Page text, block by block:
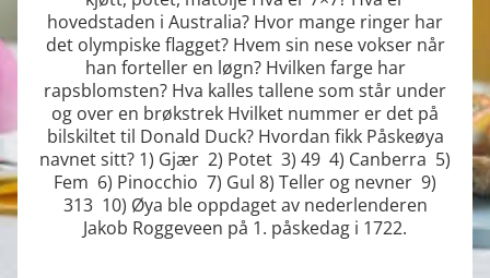
hovedstaden i Australia? Hvor mange ringer har
det olympiske flagget? Hvem sin nese vokser når
han forteller en løgn? Hvilken farge har
rapsblomsten? Hva kalles tallene som står under
og over en brøkstrek Hvilket nummer er det på
bilskiltet til Donald Duck? Hvordan fikk Påskeøya
navnet sitt? 1) Gjær 2) Potet 3) 49 4) Canberra 5)
Fem 6) Pinocchio 7) Gul 8) Teller og nevner 9)
313 10) Øya ble oppdaget av nederlenderen
Jakob Roggeveen på 1. påskedag i 1722.